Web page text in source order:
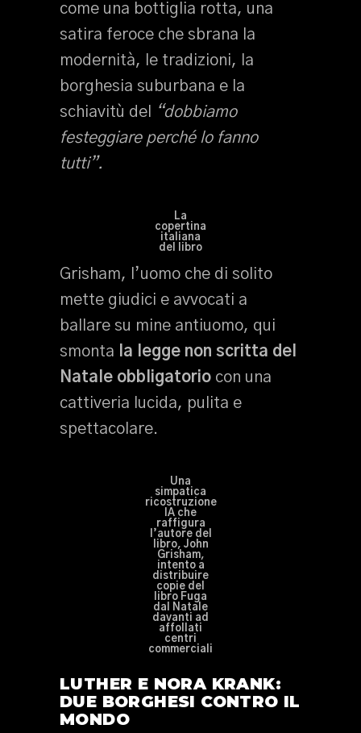
come una bottiglia rotta, una
satira feroce che sbrana la
modernità, le tradizioni, la
borghesia suburbana e la
schiavitù del
“dobbiamo
festeggiare perché lo fanno
tutti”.
La
copertina
italiana
del libro
Grisham, l’uomo che di solito
mette giudici e avvocati a
ballare su mine antiuomo, qui
smonta
la legge non scritta del
Natale obbligatorio con una
cattiveria lucida, pulita e
spettacolare.
Una
simpatica
ricostruzione
IA che
raffigura
l’autore del
libro, John
Grisham,
intento a
distribuire
copie del
libro Fuga
dal Natale
davanti ad
affollati
centri
commerciali
LUTHER E NORA KRANK:
DUE BORGHESI CONTRO IL
MONDO